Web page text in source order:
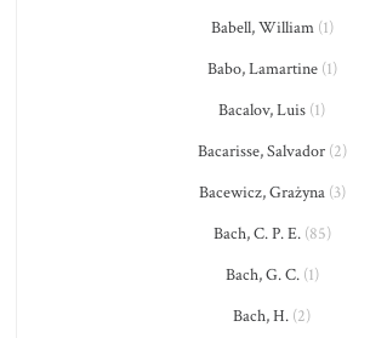
Babell, William(1)
Babo, Lamartine(1)
Bacalov, Luis (1)
Bacarisse, Salvador(2)
Bacewicz, Grażyna(3)
Bach, C. P. E.(85)
Bach, G. C.(1)
Bach, H. (2)